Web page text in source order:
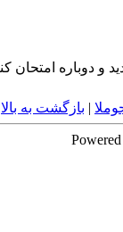
و دوباره امتحان
| بازگشت به بالا